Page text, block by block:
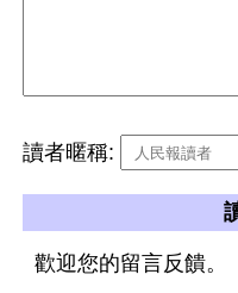
讀者暱稱:
歡迎您的留言反饋。